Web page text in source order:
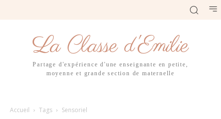
La Classe d'Emilie
Partage d'expérience d'une enseignante en petite,
moyenne et grande section de maternelle
Accueil Tags Sensoriel